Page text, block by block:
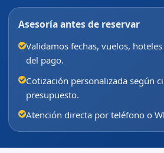
Asesoría antes de reservar
Validamos fechas, vuelos,
del pago.
Cotización personalizada según
presupuesto.
Atención directa por teléfono o